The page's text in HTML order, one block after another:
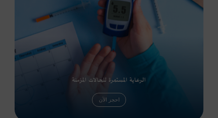
الرعاية المستمرة للحالات المزمنة
احجز الآن